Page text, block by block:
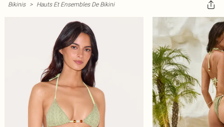
Bikinis > Hauts Et Ensembles De Bikini